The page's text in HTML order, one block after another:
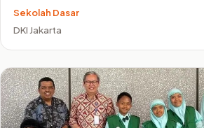
Sekolah Dasar
DKI Jakarta